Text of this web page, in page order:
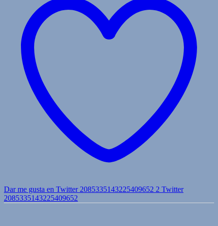
Dar me gusta en Twitter 2085335143225409652 2 Twitter
2085335143225409652